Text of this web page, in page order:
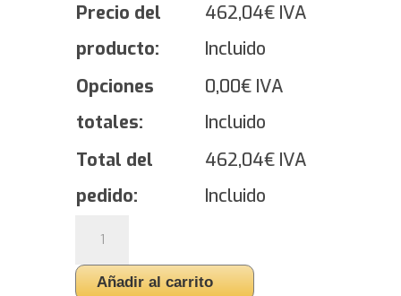
Precio del
producto:
462,04€ IVA
Incluido
Opciones
totales:
0,00€ IVA
Incluido
Total del
pedido:
462,04€ IVA
Incluido
ADVAN
A052
-
Añadir al carrito